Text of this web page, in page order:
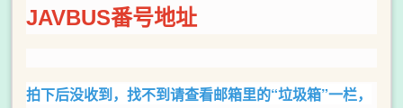
JAVBUS番号地址
拍下后没收到，找不到请查看邮箱里的“垃圾箱”一栏，